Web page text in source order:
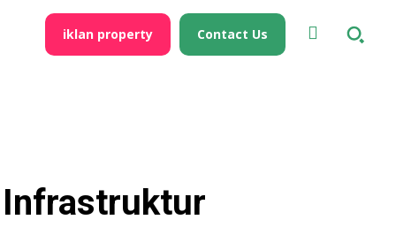
iklan property Contact Us
Infrastruktur